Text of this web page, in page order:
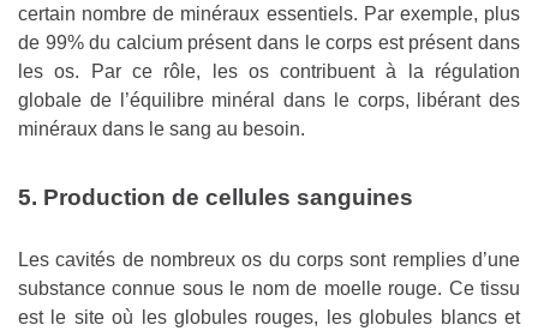
certain nombre de minéraux essentiels. Par exemple, plus
de 99% du calcium présent dans le corps est présent dans
les os. Par ce rôle, les os contribuent à la régulation
globale de l’équilibre minéral dans le corps, libérant des
minéraux dans le sang au besoin.
5. Production de cellules sanguines
Les cavités de nombreux os du corps sont remplies d’une
substance connue sous le nom de moelle rouge. Ce tissu
est le site où les globules rouges, les globules blancs et